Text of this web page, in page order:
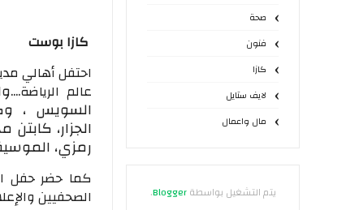
صحة
فنون
كازا
لايف ستايل
مال واعمال
يتم التشغيل بواسطةBlogger
.
كازا بوست
احتفل أهالي
عالم الرياضة....
السويس ،
الجزار، كابتن
رمزي،
كما حضر حفل
الصحفيين